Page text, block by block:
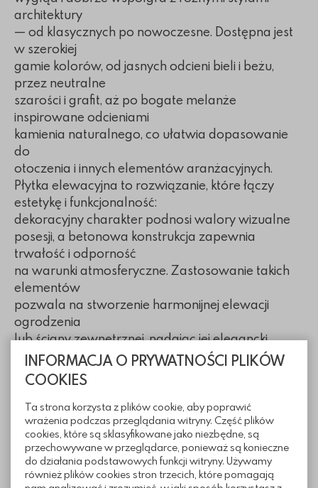
INFORMACJA O PRYWATNOŚCI PLIKÓW
COOKIES
Ta strona korzysta z plików cookie, aby poprawić
wrażenia podczas przeglądania witryny. Część plików
cookies, które są sklasyfikowane jako niezbędne, są
przechowywane w przeglądarce, ponieważ są konieczne
do działania podstawowych funkcji witryny. Używamy
również plików cookies stron trzecich, które pomagają
architektury
— od klasycznych po nowoczesne. Dostępna jest
w szerokiej
gamie kolorów, od jasnych odcieni bieli i beżu,
przez neutralne
szarości i grafit, aż po bogate melanże
inspirowane odcieniami
kamienia naturalnego, co ułatwia dopasowanie
do
otoczenia i innych elementów aranżacyjnych.
Płytka elewacyjna to rozwiązanie, które łączy
estetykę i funkcjonalność:
dekoracyjny charakter podnosi walory wizualne
posesji, a betonowa konstrukcja zapewnia
trwałość i odporność
na warunki atmosferyczne. Zastosowanie takich
elementów
pozwala na stworzenie harmonijnej elewacji
ogrodzenia
lub ściany zewnętrznej, nadając jej elegancki
i trwały wygląd.
Dane techniczne i szczegóły wymiarowe znajdują
się w tabeli
poniżej
Wymiary